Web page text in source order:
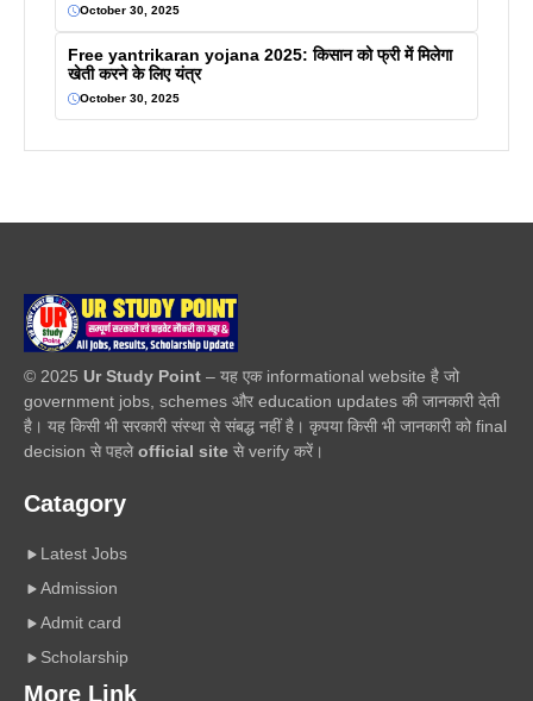
October 30, 2025
Free yantrikaran yojana 2025: किसान को फ्री में मिलेगा
खेती करने के लिए यंत्र
October 30, 2025
© 2025 Ur Study Point – यह एक informational website है जो
government jobs, schemes और education updates की जानकारी देती
है। यह किसी भी सरकारी संस्था से संबद्ध नहीं है। कृपया किसी भी जानकारी को final
decision से पहलेofficial site से verify करें।
Catagory
Latest Jobs
Admission
Admit card
Scholarship
More Link